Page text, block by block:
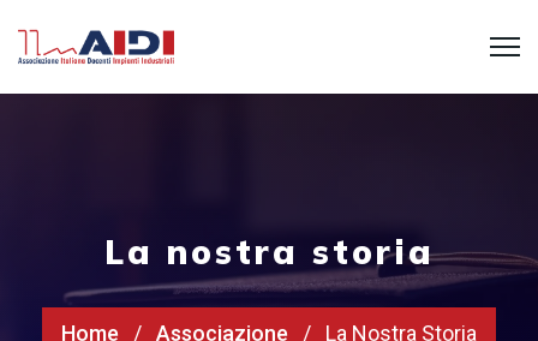
La nostra storia
Home Associazione La Nostra Storia